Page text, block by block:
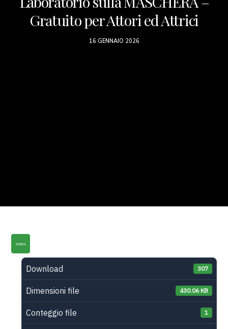
Gratuito per Attori ed Attrici
16 GENNAIO 2026
Scarica
Download 307
Dimensioni file 430.06 KB
Conteggio file 1